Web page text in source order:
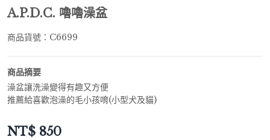
A.P.D.C. 嚕嚕澡盆
商品貨號：C6699
商品摘要
澡盆讓洗澡變得有趣又方便
推薦給喜歡泡澡的毛小孩唷(小型犬及貓)
NT$ 850